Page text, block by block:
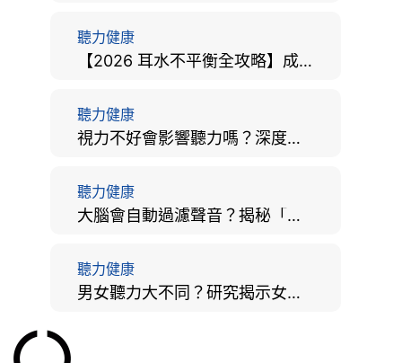
聽力健康
【2026 耳水不平衡全攻略】成因、病徵、治療及改善方法
聽力健康
視力不好會影響聽力嗎？深度拆解大腦「眼耳並用」的科學秘密
聽力健康
大腦會自動過濾聲音？揭秘「聽覺注意」機制與聽力健康的深層關係
聽力健康
男女聽力大不同？研究揭示女性聽覺更靈敏！為何男性更易聽力損失？